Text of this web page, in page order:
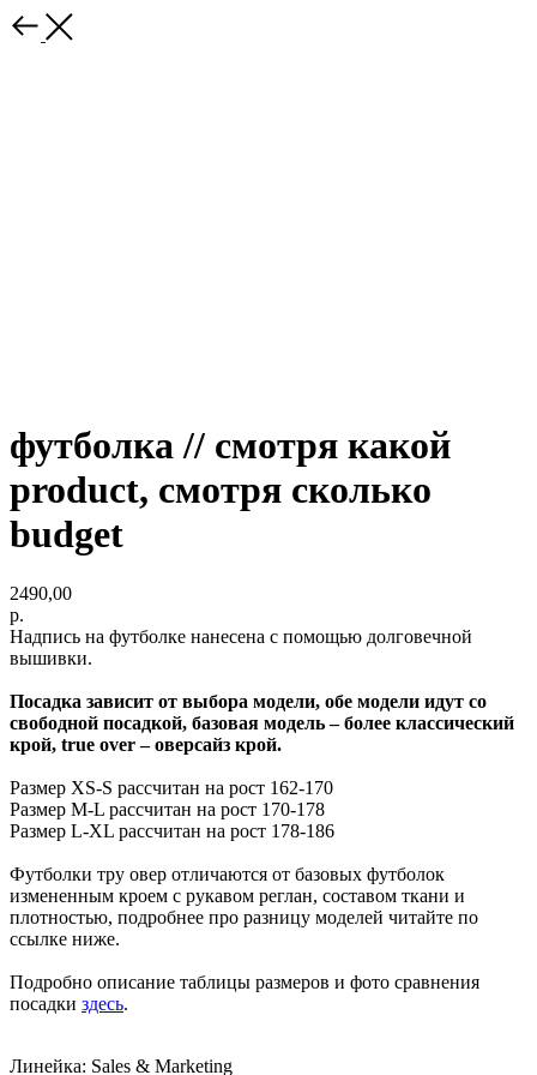
футболка // смотря какой
product, смотря сколько
budget
2490,00
р.
Надпись на футболке нанесена с помощью долговечной
вышивки.
Посадка зависит от выбора модели, обе модели идут со
свободной посадкой, базовая модель – более классический
крой, true over – оверсайз крой.
Размер XS-S рассчитан на рост 162-170
Размер M-L рассчитан на рост 170-178
Размер L-XL рассчитан на рост 178-186
Футболки тру овер отличаются от базовых футболок
измененным кроем с рукавом реглан, составом ткани и
плотностью, подробнее про разницу моделей читайте по
ссылке ниже.
Подробно описание таблицы размеров и фото сравнения
посадки здесь.
Линейка: Sales & Marketing